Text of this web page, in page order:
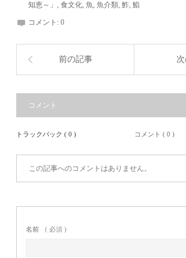
知恵～」,食文化,魚,魚介類,鮓,鮨
コメント:0
前の記事
コメント
トラックバック ( 0 ) コメント ( 0 )
この記事へのコメントはありません。
名前 ( 必須 )